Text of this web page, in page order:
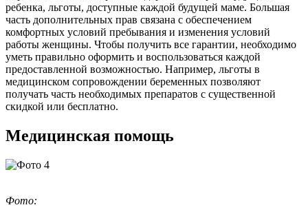
ребенка, льготы, доступные каждой будущей маме. Большая
часть дополнительных прав связана с обеспечением
комфортных условий пребывания и изменения условий
работы женщины. Чтобы получить все гарантии, необходимо
уметь правильно оформить и воспользоваться каждой
предоставленной возможностью. Например, льготы в
медицинском сопровождении беременных позволяют
получать часть необходимых препаратов с существенной
скидкой или бесплатно.
Медицинская помощь
Фото: